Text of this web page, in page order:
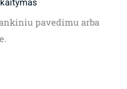
pavedimu arba